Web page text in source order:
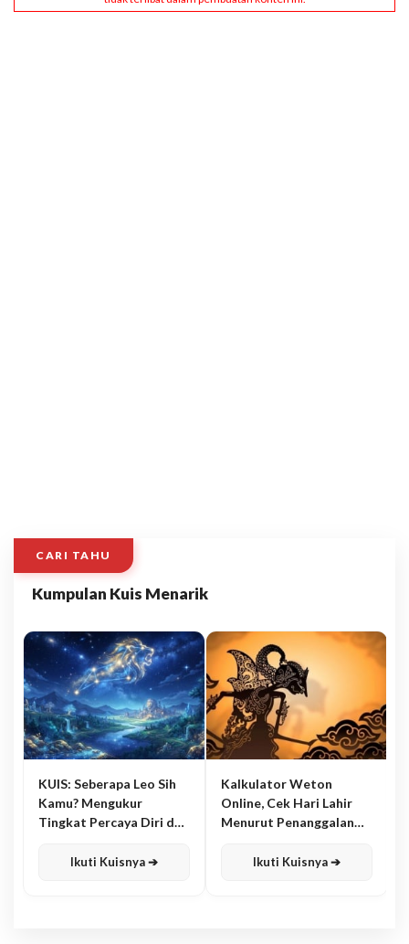
CARI TAHU
Kumpulan Kuis Menarik
KUIS: Seberapa Leo Sih
Kamu? Mengukur
Tingkat Percaya Diri dan
Ikuti Kuisnya ➔
Kalkulator Weton
Online, Cek Hari Lahir
Menurut Penanggalan
Ikuti Kuisnya ➔